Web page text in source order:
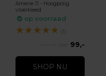
Amerie 11 - Hoogpolig
vloerkleed
op voorraad
★★★★★ (1)
99,-
SHOP NU